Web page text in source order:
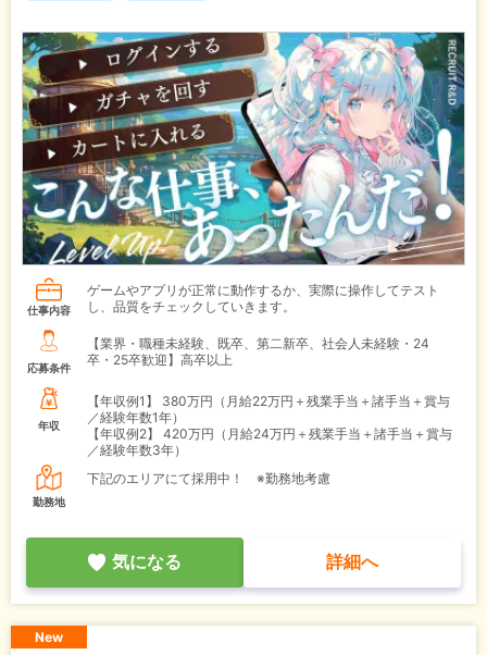
仕事内容
ゲームやアプリが正常に動作するか、実際に操作してテスト
し、品質をチェックしていきます。
応募条件
【業界・職種未経験、既卒、第二新卒、社会人未経験・24
卒・25卒歓迎】高卒以上
年収
【年収例1】
380万円（月給22万円＋残業手当＋諸手当＋賞与
／経験年数1年）
【年収例2】
420万円（月給24万円＋残業手当＋諸手当＋賞与
／経験年数3年）
勤務地
下記のエリアにて採用中！ ※勤務地考慮
気になる 詳細へ
New